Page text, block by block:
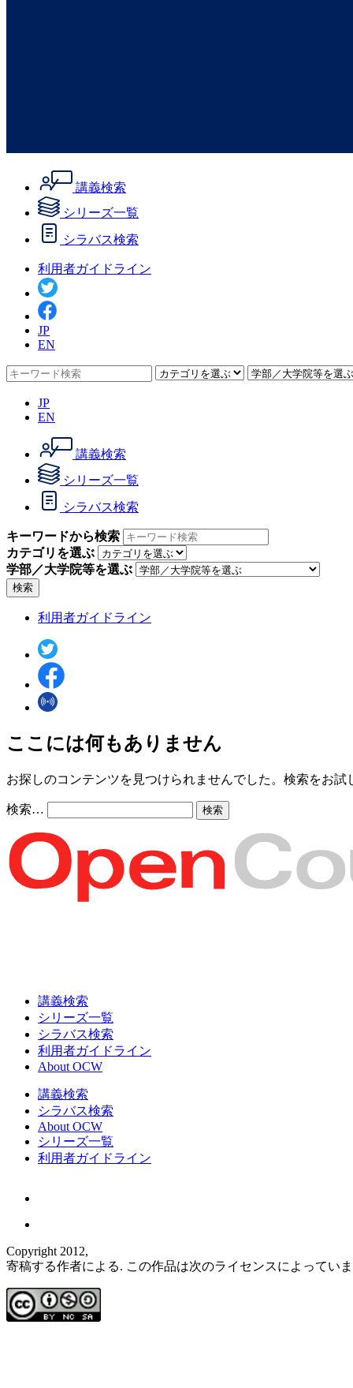
講義検索
シリーズ一覧
シラバス検索
利用者ガイドライン
JP
EN
JP
EN
講義検索
シリーズ一覧
シラバス検索
キーワードから検索
カテゴリを選ぶ
学部／大学院等を選ぶ
検索
利用者ガイドライン
ここには何もありません
お探しのコンテンツを見つけられませんでした。検索をお試
検索…
講義検索
シリーズ一覧
シラバス検索
利用者ガイドライン
About OCW
講義検索
シラバス検索
About OCW
シリーズ一覧
利用者ガイドライン
Copyright 2012,
寄稿する作者による. この作品は次のライセンスによってい